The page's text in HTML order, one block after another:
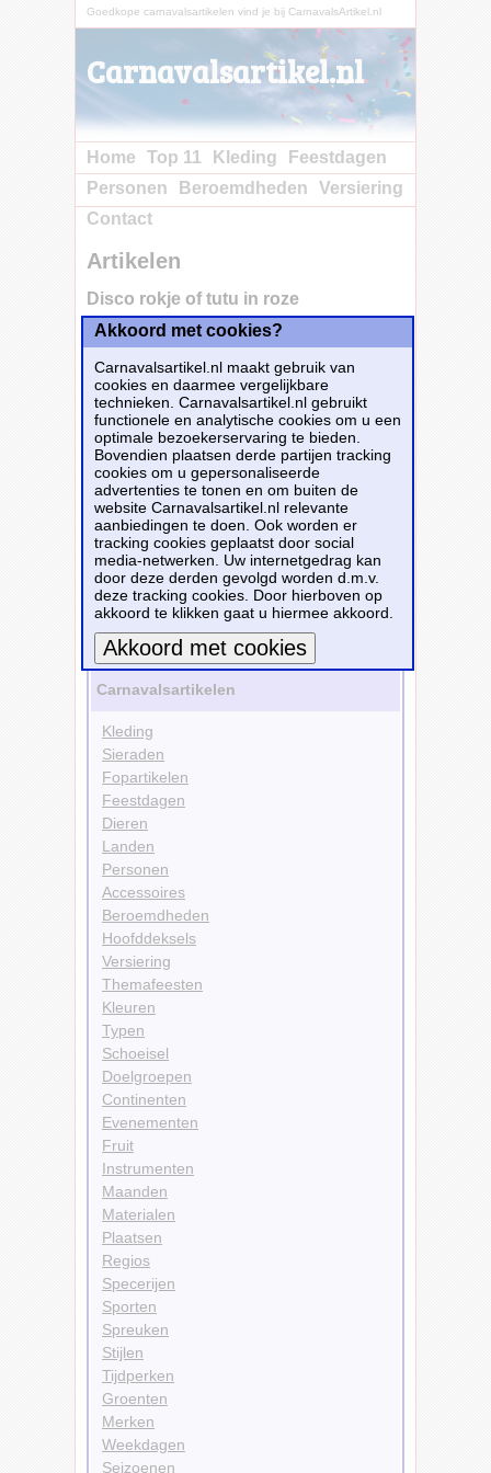
Goedkope carnavalsartikelen vind je bij CarnavalsArtikel.nl
Carnavalsartikel.nl
Home Top 11 Kleding
Feestdagen
Personen
Beroemdheden
Versiering
Contact
Artikelen
Disco rokje of tutu in roze
Koop nu bij e-
Carnavalskleding.nl voor slechts€ 8.85!
Dit carnavalsartikelDisco rokje of tutu in
rozeis te bestellen bijE-Carnavalskleding.nl
voor€ 8,85.
Bestellen
Themafeesten
Disco
Kleding
Rokjes
Kleuren
Roze
Bekijk alle carnavalsartikelen
Carnavalsartikelen
Kleding
Sieraden
Fopartikelen
Feestdagen
Dieren
Landen
Personen
Accessoires
Beroemdheden
Hoofddeksels
Versiering
Themafeesten
Kleuren
Typen
Schoeisel
Doelgroepen
Continenten
Evenementen
Fruit
Instrumenten
Maanden
Materialen
Plaatsen
Regios
Specerijen
Sporten
Spreuken
Stijlen
Tijdperken
Groenten
Merken
Weekdagen
Seizoenen
Akkoord met cookies?
Carnavalsartikel.nl maakt gebruik van
cookies en daarmee vergelijkbare
technieken. Carnavalsartikel.nl gebruikt
functionele en analytische cookies om u een
optimale bezoekerservaring te bieden.
Bovendien plaatsen derde partijen tracking
cookies om u gepersonaliseerde
advertenties te tonen en om buiten de
website Carnavalsartikel.nl relevante
aanbiedingen te doen. Ook worden er
tracking cookies geplaatst door social
media-netwerken. Uw internetgedrag kan
door deze derden gevolgd worden d.m.v.
deze tracking cookies. Door hierboven op
akkoord te klikken gaat u hiermee akkoord.
Meer informatie